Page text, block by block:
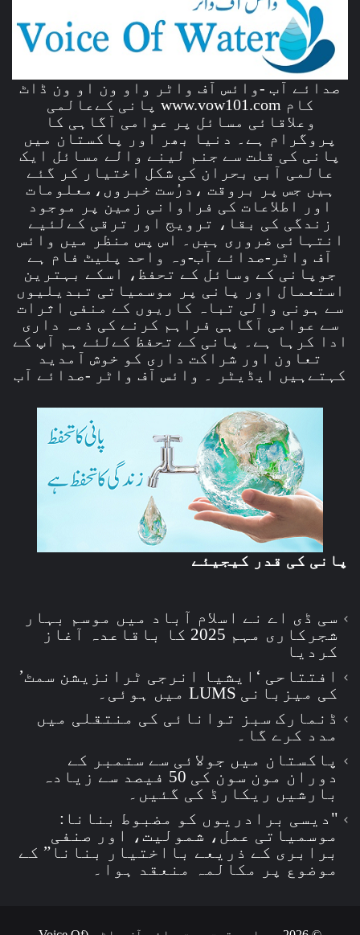
صدائے آب -وائس آف واٹر واو ون او ون ڈاٹ
کام www.vow101.com پانی کےعالمی
وعلاقائی مسائل پر عوامی آگاہی کا
پروگرام ہے۔ دنیا بھر اور پاکستان میں
پانی کی قلت سے جنم لینے والے مسائل ایک
عالمی آبی بحران کی شکل اختیار کر گئے
ہیں جس پر بروقت ،درُست خبروں،معلومات
اور اطلاعات کی فراوانی زمین پر موجود
زندگی کی بقا، ترویج اور ترقی کےلئیے
انتہائی ضروری ہیں۔ اس پس منظر میں وائس
آف واٹر-صدائے آب-وہ واحد پلیٹ فام ہے
جوپانی کے وسائل کے تحفظ، اسکے بہترین
استعمال اور پانی پر موسمیاتی تبدیلیوں
سے ہونی والی تباہ کاریوں کے منفی اثرات
سے عوامی آگاہی فراہم کرنے کی ذمہ داری
ادا کرہا ہے۔ پانی کے تحفظ کےلئے ہم آپ کے
تعاون اور شراکت داری کو خوش آمدید
کہتےہیں ایڈیٹر ۔ وائس آف واٹر -صدائے آب
پانی کی قدر کیجیئے
سی ڈی اے نے اسلام آباد میں موسم بہار
شجرکاری مہم 2025 کا باقاعدہ آغاز
کردیا
افتتاحی ‘ایشیا انرجی ٹرانزیشن سمٹ’
کی میزبانی LUMS میں ہوئی۔
ڈنمارک سبز توانائی کی منتقلی میں
مدد کرے گا۔
پاکستان میں جولائی سے ستمبر کے
دوران مون سون کی 50 فیصد سے زیادہ
بارشیں ریکارڈ کی گئیں۔
"دیسی برادریوں کو مضبوط بنانا:
موسمیاتی عمل، شمولیت، اور صنفی
برابری کے ذریعے بااختیار بنانا” کے
موضوع پر مکالمہ منعقد ہوا۔